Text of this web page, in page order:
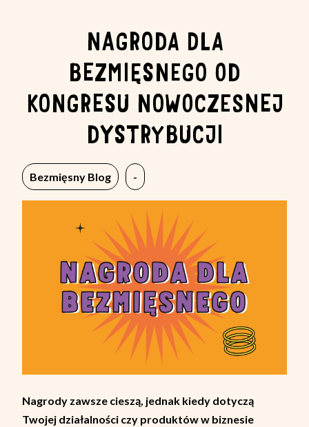
NAGRODA DLA
BEZMIĘSNEGO OD
KONGRESU NOWOCZESNEJ
DYSTRYBUCJI
-
Bezmięsny Blog
Nagrody zawsze cieszą, jednak kiedy dotyczą
Twojej działalności czy produktów w biznesie